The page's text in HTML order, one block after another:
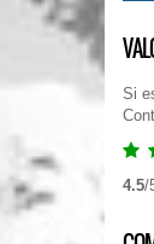
Si
4.5/